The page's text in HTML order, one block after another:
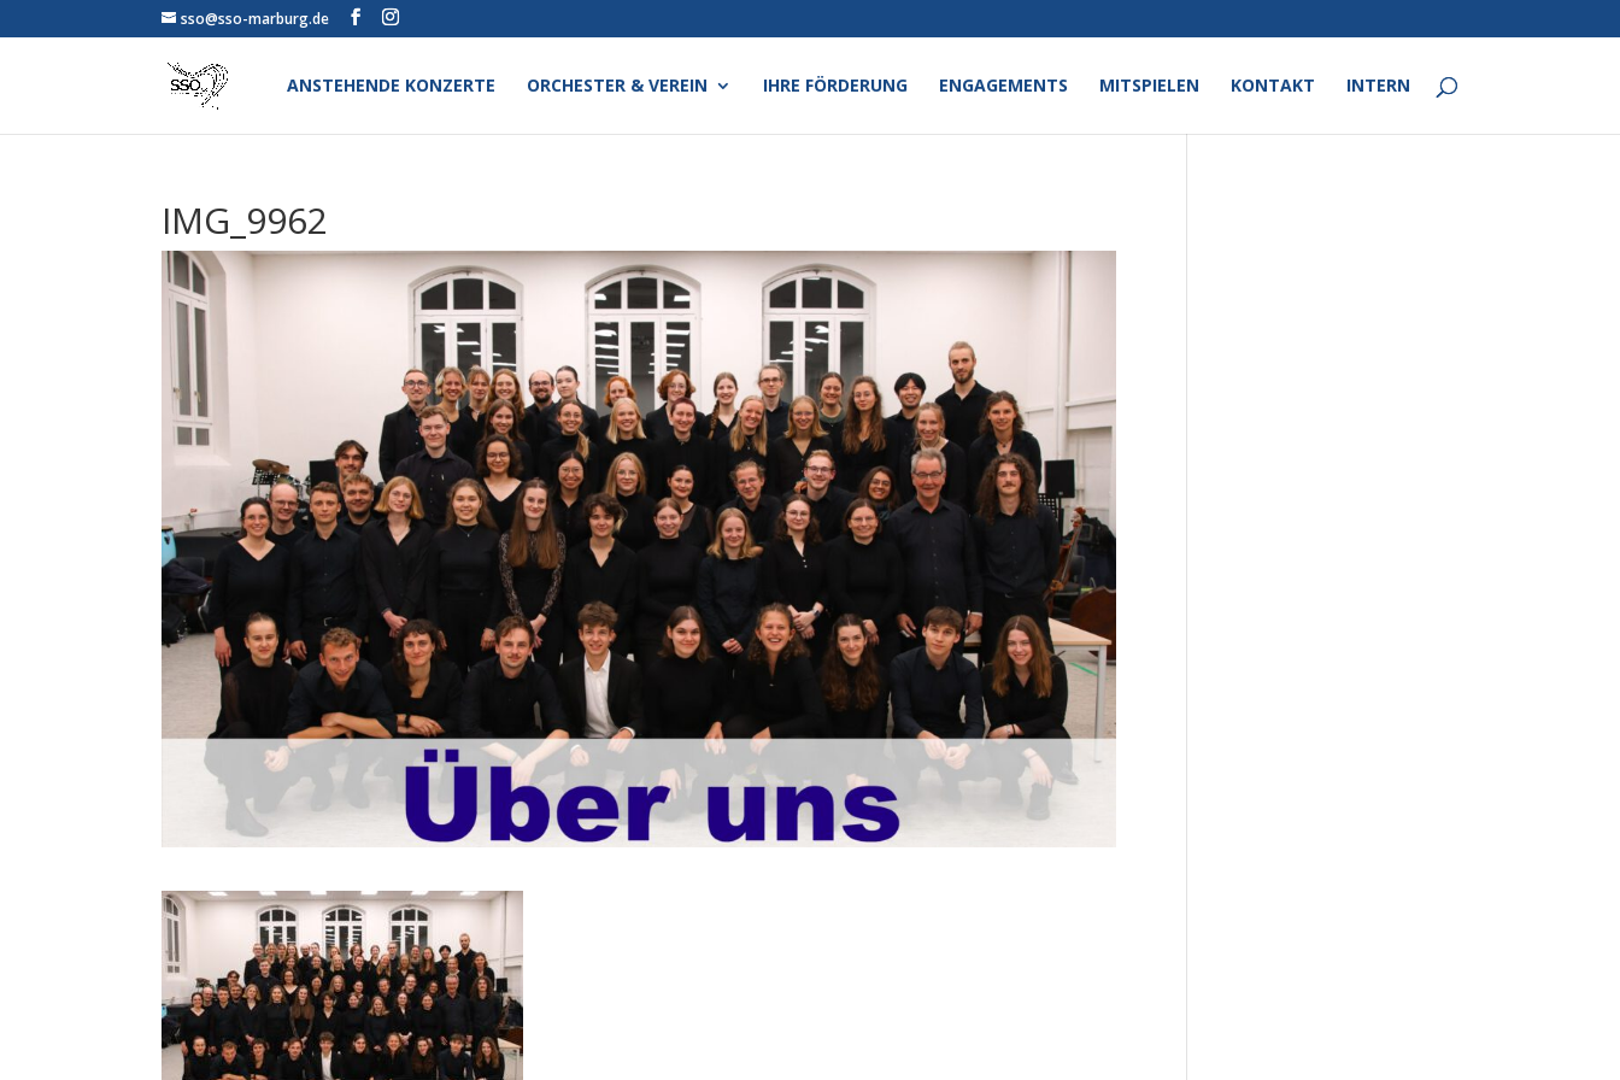
sso@sso-marburg.de
ANSTEHENDE KONZERTE ORCHESTER & VEREIN IHRE FÖRDERUNG ENGAGEMENTS MITSPIELEN KONTAKT INTERN
IMG_9962